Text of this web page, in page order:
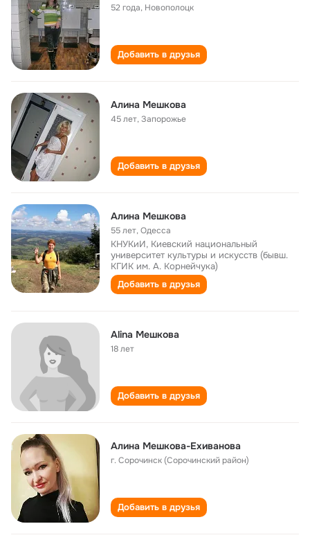
52 года, Новополоцк
Добавить в друзья
Алина Мешкова
45 лет,Запорожье
Добавить в друзья
Алина Мешкова
55 лет,Одесса
КНУКиИ, Киевский национальный
университет культуры и искусств (бывш.
КГИК им. А. Корнейчука)
Добавить в друзья
Alina Мешкова
18 лет
Добавить в друзья
Алина Мешкова-Ехиванова
г. Сорочинск (Сорочинский район)
Добавить в друзья